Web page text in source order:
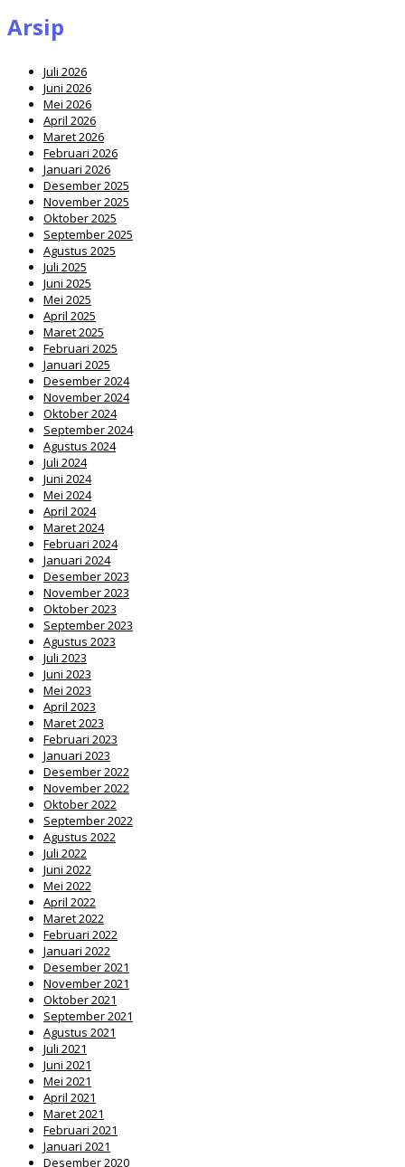
Arsip
Juli 2026
Juni 2026
Mei 2026
April 2026
Maret 2026
Februari 2026
Januari 2026
Desember 2025
November 2025
Oktober 2025
September 2025
Agustus 2025
Juli 2025
Juni 2025
Mei 2025
April 2025
Maret 2025
Februari 2025
Januari 2025
Desember 2024
November 2024
Oktober 2024
September 2024
Agustus 2024
Juli 2024
Juni 2024
Mei 2024
April 2024
Maret 2024
Februari 2024
Januari 2024
Desember 2023
November 2023
Oktober 2023
September 2023
Agustus 2023
Juli 2023
Juni 2023
Mei 2023
April 2023
Maret 2023
Februari 2023
Januari 2023
Desember 2022
November 2022
Oktober 2022
September 2022
Agustus 2022
Juli 2022
Juni 2022
Mei 2022
April 2022
Maret 2022
Februari 2022
Januari 2022
Desember 2021
November 2021
Oktober 2021
September 2021
Agustus 2021
Juli 2021
Juni 2021
Mei 2021
April 2021
Maret 2021
Februari 2021
Januari 2021
Desember 2020